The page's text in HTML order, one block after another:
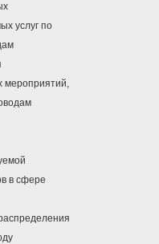
услуг по
мероприятий,
в сфере